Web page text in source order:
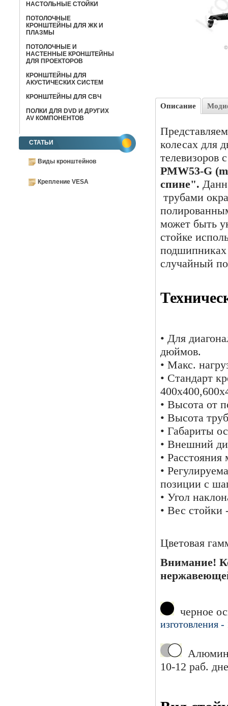
НАСТОЛЬНЫЕ СТОЙКИ
ПОТОЛОЧНЫЕ
КРОНШТЕЙНЫ ДЛЯ ЖК И
ПЛАЗМЫ
ПОТОЛОЧНЫЕ И
НАСТЕННЫЕ КРОНШТЕЙНЫ
ДЛЯ ПРОЕКТОРОВ
КРОНШТЕЙНЫ ДЛЯ
АКУСТИЧЕСКИХ СИСТЕМ
КРОНШТЕЙНЫ ДЛЯ СВЧ
ПОЛКИ ДЛЯ DVD И ДРУГИХ
AV КОМПОНЕНТОВ
СТАТЬИ
Виды кронштейнов
Крепление VESA
Описание
колесах для
телевизоров
PMW53-G
спине".
трубами
может быть
стойке
случайный
• Для
дюймов.
• Макс.
• Стандарт
• Высота от
• Высота
• Габариты
• Внешний
•
•
позиции с
• Угол
• Вес стойки
Цветовая
Внимание!
черное
изготовления
10-12 раб.